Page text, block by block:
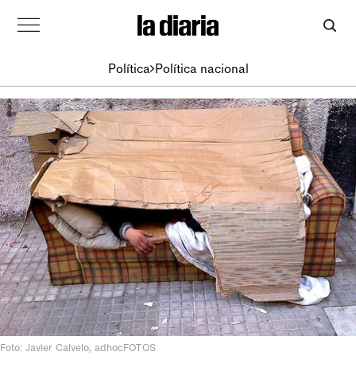
Política Política nacional
Foto: Javier Calvelo, adhocFOTOS